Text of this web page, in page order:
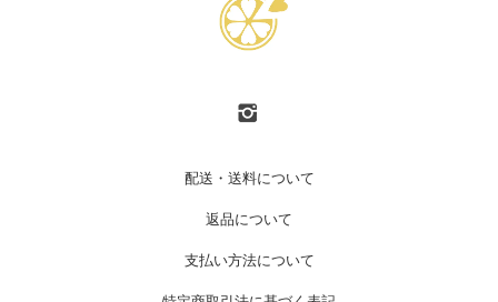
配送・送料について
返品について
支払い方法について